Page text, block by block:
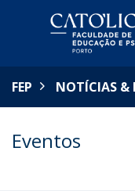
FEP NOTÍCIAS &
Eventos